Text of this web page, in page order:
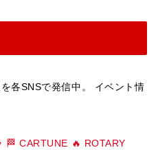
各SNSで発信中。 イベント情
🏁 CARTUNE 🔥 ROTARY